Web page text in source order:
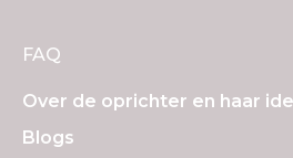
FAQ
Over de oprichter en haar
Blogs